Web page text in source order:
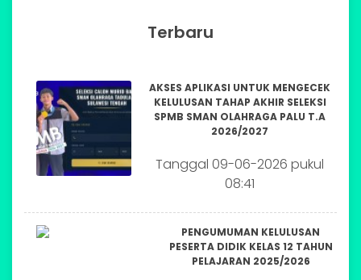
Terbaru
AKSES APLIKASI UNTUK MENGECEK
KELULUSAN TAHAP AKHIR SELEKSI
SPMB SMAN OLAHRAGA PALU T.A
2026/2027
Tanggal 09-06-2026 pukul
08:41
PENGUMUMAN KELULUSAN
PESERTA DIDIK KELAS 12 TAHUN
PELAJARAN 2025/2026